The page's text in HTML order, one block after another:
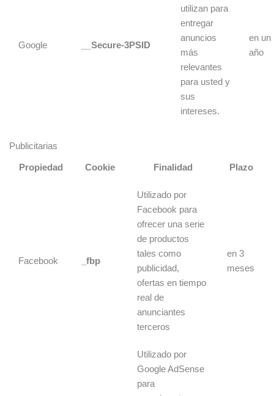
Google __Secure-3PSID
utilizan para
entregar
anuncios
más
relevantes
para usted y
sus
intereses.
en un
año
Publicitarias
Propiedad Cookie Finalidad Plazo
Facebook _fbp
Utilizado por
Facebook para
ofrecer una serie
de productos
tales como
publicidad,
ofertas en tiempo
real de
anunciantes
terceros
en 3
meses
Utilizado por
Google AdSense
para